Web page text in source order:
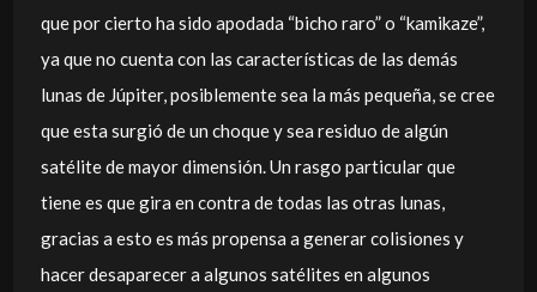
que por cierto ha sido apodada “bicho raro” o “kamikaze”,
ya que no cuenta con las características de las demás
lunas de Júpiter, posiblemente sea la más pequeña, se cree
que esta surgió de un choque y sea residuo de algún
satélite de mayor dimensión. Un rasgo particular que
tiene es que gira en contra de todas las otras lunas,
gracias a esto es más propensa a generar colisiones y
hacer desaparecer a algunos satélites en algunos